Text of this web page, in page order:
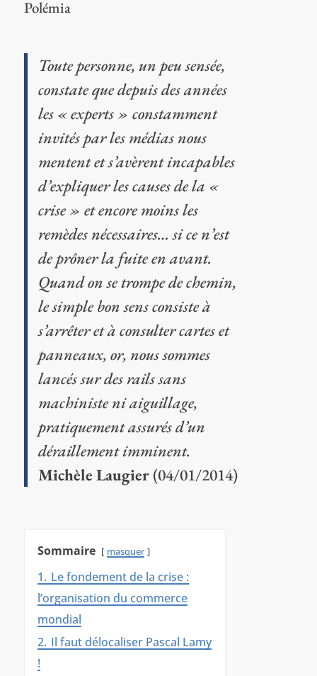
Polémia
Toute personne, un peu sensée,
constate que depuis des années
les « experts » constamment
invités par les médias nous
mentent et s’avèrent incapables
d’expliquer les causes de la «
crise » et encore moins les
remèdes nécessaires… si ce n’est
de prôner la fuite en avant.
Quand on se trompe de chemin,
le simple bon sens consiste à
s’arrêter et à consulter cartes et
panneaux, or, nous sommes
lancés sur des rails sans
machiniste ni aiguillage,
pratiquement assurés d’un
déraillement imminent.
Michèle Laugier(04/01/2014)
Sommaire masquer
1. Le fondement de la crise :
l’organisation du commerce
mondial
2. Il faut délocaliser Pascal Lamy
!